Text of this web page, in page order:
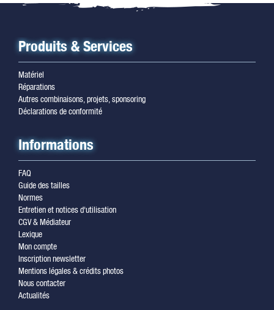
Produits & Services
Matériel
Réparations
Autres combinaisons, projets, sponsoring
Déclarations de conformité
Informations
FAQ
Guide des tailles
Normes
Entretien et notices d'utilisation
CGV & Médiateur
Lexique
Mon compte
Inscription newsletter
Mentions légales & crédits photos
Nous contacter
Actualités